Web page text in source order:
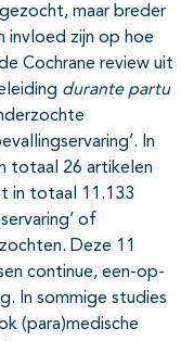
maar breder
invloed zijn op hoe
Cochrane review uit
durante partu
In
totaal 26 artikelen
in totaal 11.133
of
Deze 11
continue, een-op-
In sommige studies
(para)medische